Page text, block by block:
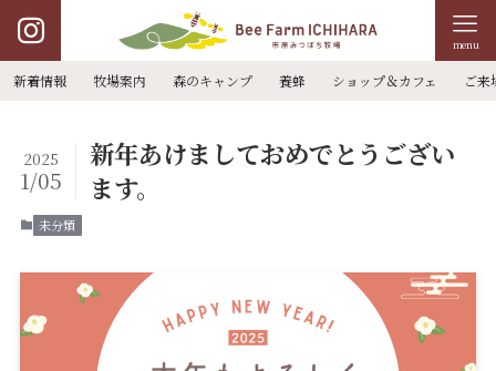
menu
新着情報 牧場案内 森のキャンプ 養蜂 ショップ＆カフェ ご来
新年あけましておめでとうござい
ます。
2025
1/05
未分類